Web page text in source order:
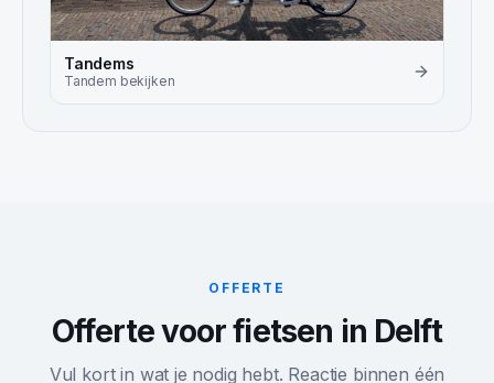
Tandems
Tandem bekijken
OFFERTE
Offerte voor fietsen in Delft
Vul kort in wat je nodig hebt. Reactie binnen één